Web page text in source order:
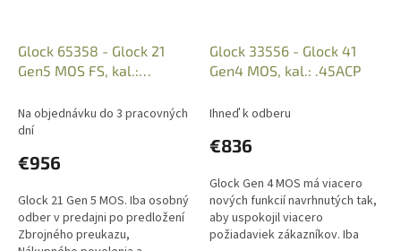
Glock 65358 - Glock 21
Gen5 MOS FS, kal.:
Na objednávku do 3 pracovných
dní
€956
Glock 21 Gen 5 MOS. Iba osobný
odber v predajni po predložení
Zbrojného preukazu,
Glock 33556 - Glock 41
Gen4 MOS, kal.: .45ACP
Ihneď k odberu
€836
Glock Gen 4 MOS má viacero
nových funkcií navrhnutých tak,
aby uspokojil viacero
požiadaviek zákazníkov. Iba